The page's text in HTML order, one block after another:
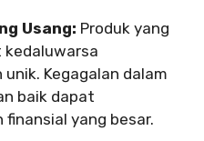
Usang: Produk yang
kedaluwarsa
Kegagalan dalam
baik dapat
yang besar.